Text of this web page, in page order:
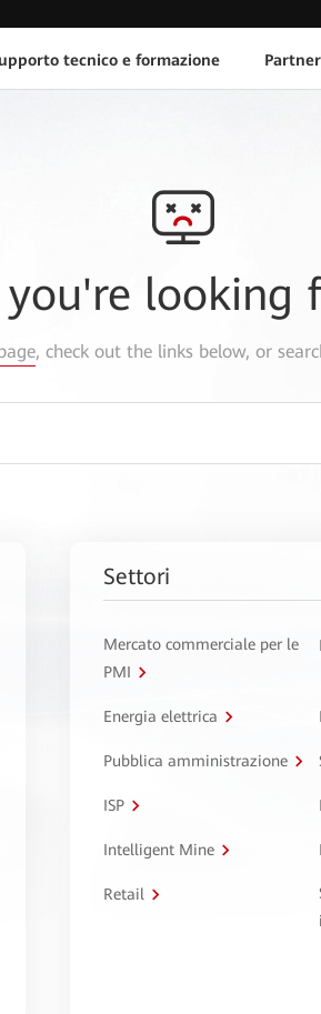
tecnico e formazione Partner
you're looking
, check out the links below, or
Settori
Mercato commerciale per le
PMI
Energia elettrica
Pubblica amministrazione
ISP
Intelligent Mine
Retail